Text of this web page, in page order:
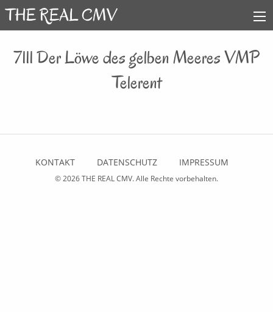
7111 Der Löwe des gelben Meeres VMP
Telerent
KONTAKT DATENSCHUTZ IMPRESSUM
© 2026THE REAL CMV. Alle Rechte vorbehalten.